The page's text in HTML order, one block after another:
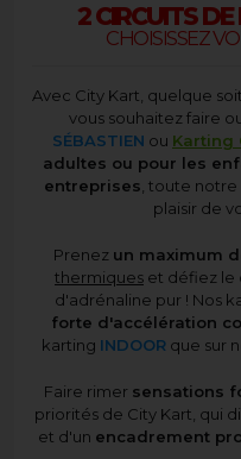
2 CIRCUITS
CHOISISSEZ
Avec City Kart, quelque
vous souhaitez faire
SÉBASTIEN ou Karting
adultes ou pour les
entreprises , toute
plaisir de
Prenez un maximum
thermiques et défiez le
d'adrénaline pur ! Nos
forte d'accélération
karting INDOORque sur
Faire rimer sensations
priorités de City Kart, qui
et d'un encadrement